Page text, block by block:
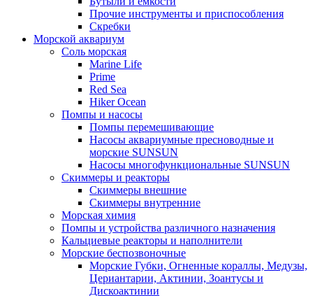
Прочие инструменты и приспособления
Скребки
Морской аквариум
Соль морская
Marine Life
Prime
Red Sea
Hiker Ocean
Помпы и насосы
Помпы перемешивающие
Насосы аквариумные пресноводные и
морские SUNSUN
Насосы многофункциональные SUNSUN
Скиммеры и реакторы
Скиммеры внешние
Скиммеры внутренние
Морская химия
Помпы и устройства различного назначения
Кальциевые реакторы и наполнители
Морские беспозвоночные
Морские Губки, Огненные кораллы, Медузы,
Цериантарии, Актинии, Зоантусы и
Дискоактинии